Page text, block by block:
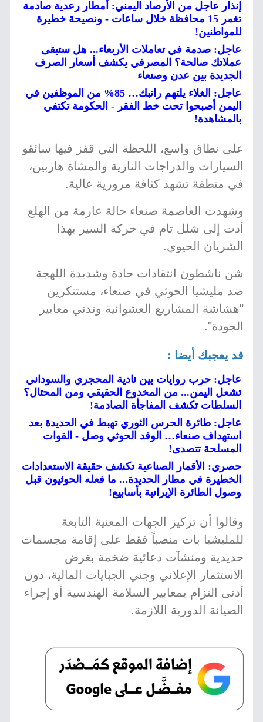
إنذار عاجل من الأرصاد اليمني: أمطار رعدية صادمة
تغمر 15 محافظة خلال ساعات - ونصيحة خطيرة
للمواطنين!
عاجل: صدمة في تعاملات الأربعاء... هل ستبقى
عملاتك صالحة؟ المصرفي يكشف أسعار الصرف
الجديدة بين عدن وصنعاء
عاجل: الغلاء يلتهم راتبك… 85% من الموظفين في
اليمن أصبحوا تحت خط الفقر - الحكومة تكتفي
بالمشاهدة!
على نطاق واسع، اللحظة التي قفز فيها سائقو
السيارات والدراجات النارية والمشاة هاربين،
في منطقة تشهد كثافة مرورية عالية.
وشهدت العاصمة صنعاء حالة عارمة من الهلع
أدت إلى شلل تام في حركة السير بهذا
الشريان الحيوي.
شن ناشطون انتقادات حادة وشديدة اللهجة
ضد مليشيا الحوثي في صنعاء، مستنكرين
"هشاشة المشاريع العشوائية وتدني معايير
الجودة".
قد يعجبك أيضا :
عاجل: حرب روايات بين نادية المحجري والسوداني
تشعل اليمن... من المخدوع الحقيقي ومن المحتال؟
السلطات تكشف المفاجأة الصادمة!
عاجل: طائرة الحرس الثوري تهبط في الحديدة بعد
استهداف صنعاء… الوفد الحوثي وصل - القوات
المسلحة تتصدى!
حصري: الأقمار الصناعية تكشف حقيقة الاستعدادات
الخطيرة في مطار الحديدة... ما فعله الحوثيون قبل
وصول الطائرة الإيرانية بأسابيع!
وقالوا أن تركيز الجهات المعنية التابعة
للمليشيا بات منصباً فقط على إقامة مجسمات
حديدية ومنشآت دعائية ضخمة بغرض
الاستثمار الإعلاني وجني الجبايات المالية، دون
أدنى التزام بمعايير السلامة الهندسية أو إجراء
الصيانة الدورية اللازمة.